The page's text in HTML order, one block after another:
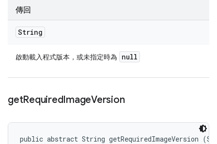
傳回
String
啟動載入程式版本，或未指定時為 null
getRequiredImageVersion
public abstract String getRequiredImageVersion